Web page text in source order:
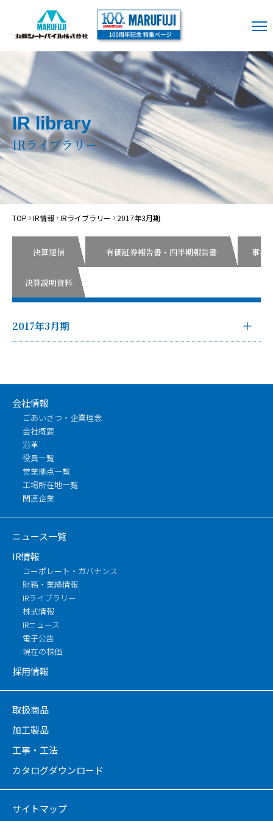
IR library
IRライブラリー
TOP IR情報 IRライブラリー 2017年3月期
決算短信 有価証券報告書・四半期報告書 事業
決算説明資料
2017年3月期
会社情報
ごあいさつ・企業理念
会社概要
沿革
役員一覧
営業拠点一覧
工場所在地一覧
関連企業
ニュース一覧
IR情報
コーポレート・ガバナンス
財務・業績情報
IRライブラリー
株式情報
IRニュース
電子公告
現在の株価
採用情報
取扱商品
加工製品
工事・工法
カタログダウンロード
サイトマップ